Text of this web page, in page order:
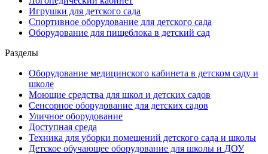
Игрушки для детского сада
Спортивное оборудование для детского сада
Оборудование для пищеблока в детский сад
Разделы
Оборудование медицинского кабинета в детском саду и
школе
Моющие средства для школ и детских садов
Сенсорное оборудование для детских садов
Уличное оборудование
Доступная среда
Техника для уборки помещений детского сада и школы
Детское обучающее оборудование для школы и ДОУ